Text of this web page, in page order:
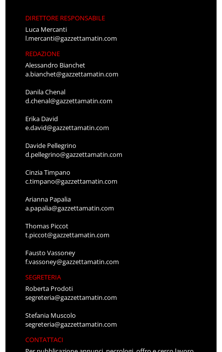
DIRETTORE RESPONSABILE
Luca Mercanti
l.mercanti@gazzettamatin.com
REDAZIONE
Alessandro Bianchet
a.bianchet@gazzettamatin.com
Danila Chenal
d.chenal@gazzettamatin.com
Erika David
e.david@gazzettamatin.com
Davide Pellegrino
d.pellegrino@gazzettamatin.com
Cinzia Timpano
c.timpano@gazzettamatin.com
Arianna Papalia
a.papalia@gazzettamatin.com
Thomas Piccot
t.piccot@gazzettamatin.com
Fausto Vassoney
f.vassoney@gazzettamatin.com
SEGRETERIA
Roberta Prodoti
segreteria@gazzettamatin.com
Stefania Muscolo
segreteria@gazzettamatin.com
CONTATTACI